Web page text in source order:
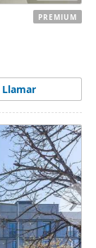
Llamar
PREMIUM